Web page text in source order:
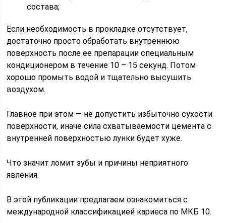
состава;
Если необходимость в прокладке отсутствует,
достаточно просто обработать внутреннюю
поверхность после ее препарации специальным
кондиционером в течение 10 – 15 секунд. Потом
хорошо промыть водой и тщательно высушить
воздухом.
Главное при этом — не допустить избыточно сухости
поверхности, иначе сила схватываемости цемента с
внутренней поверхностью лунки будет хуже.
Что значит ломит зубы и причины неприятного
явления.
В этой публикации предлагаем ознакомиться с
международной классификацией кариеса по МКБ 10.